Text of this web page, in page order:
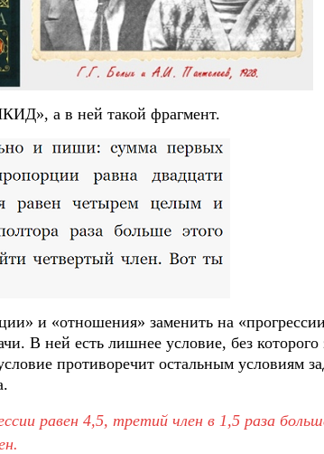
а в ней такой фрагмент.
и «отношения» заменить на
В ней есть лишнее условие, без
противоречит остальным условиям
равен 4,5, третий член в 1,5 раза